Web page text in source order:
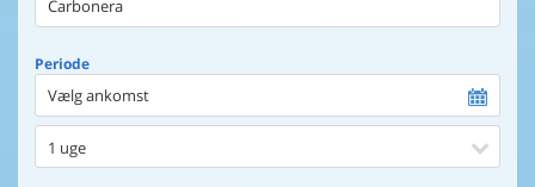
Periode
Vælg ankomst
1 uge